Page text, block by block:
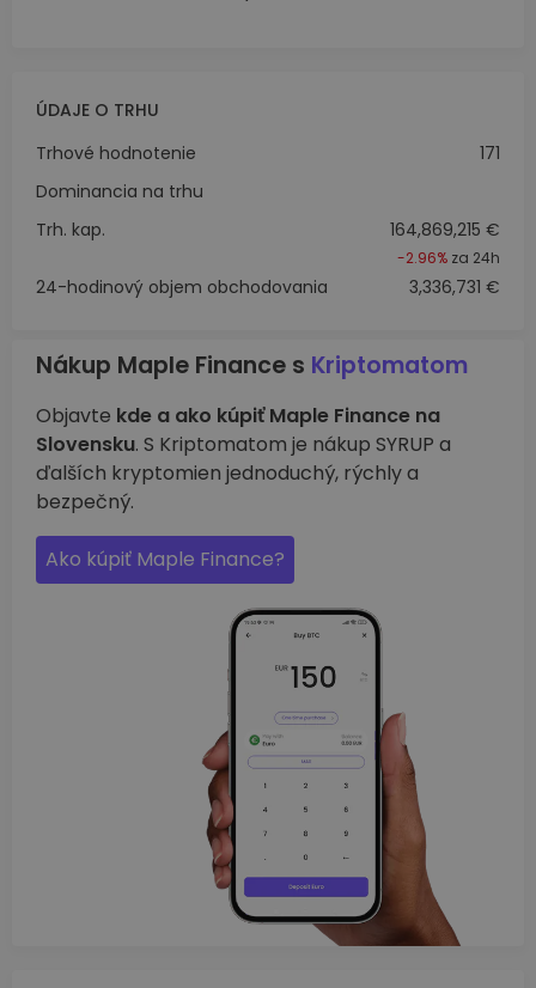
ÚDAJE O TRHU
Trhové hodnotenie
171
Dominancia na trhu
Trh. kap.
164,869,215 €
-2.96% za 24h
24-hodinový objem obchodovania 3,336,731 €
Nákup Maple Finance s Kriptomatom
Objavte kde a ako kúpiť Maple Finance na
Slovensku. S Kriptomatom je nákup SYRUP a
ďalších kryptomien jednoduchý, rýchly a
bezpečný.
Ako kúpiť Maple Finance?